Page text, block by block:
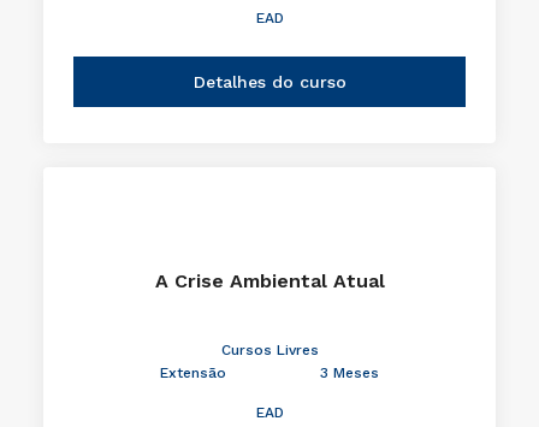
EAD
Detalhes do curso
A Crise Ambiental Atual
Cursos Livres
Extensão
3 Meses
EAD